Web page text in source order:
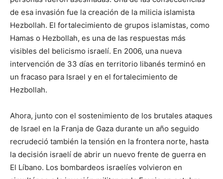
de esa invasión fue la creación de la milicia islamista
Hezbollah. El fortalecimiento de grupos islamistas, como
Hamas o Hezbollah, es una de las respuestas más
visibles del belicismo israelí. En 2006, una nueva
intervención de 33 días en territorio libanés terminó en
un fracaso para Israel y en el fortalecimiento de
Hezbollah.
Ahora, junto con el sostenimiento de los brutales ataques
de Israel en la Franja de Gaza durante un año seguido
recrudeció también la tensión en la frontera norte, hasta
la decisión israelí de abrir un nuevo frente de guerra en
El Líbano. Los bombardeos israelíes volvieron en